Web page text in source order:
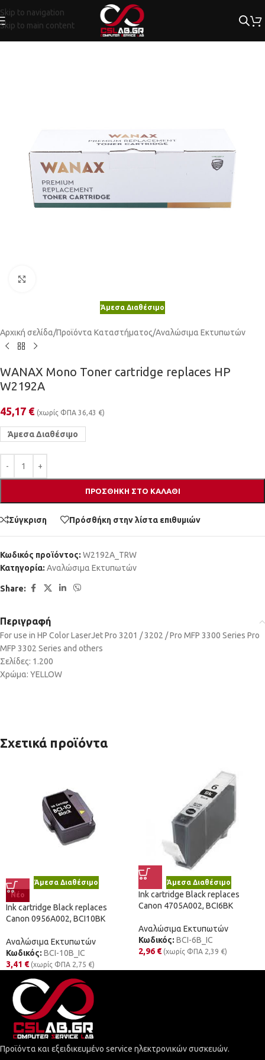
Skip to navigation
Skip to main content
Άμεσα Διαθέσιμο
Αρχική σελίδα/Προϊόντα Καταστήματος/Αναλώσιμα Εκτυπωτών
WANAX Mono Toner cartridge replaces HP
W2192A
45,17 € (χωρίς ΦΠΑ 36,43 €)
Άμεσα Διαθέσιμο
ΠΡΟΣΘΉΚΗ ΣΤΟ ΚΑΛΆΘΙ
Σύγκριση Πρόσθήκη στην λίστα επιθυμιών
Κωδικός προϊόντος: W2192A_TRW
Κατηγορία: Αναλώσιμα Εκτυπωτών
Share:
Περιγραφή
For use in HP Color LaserJet Pro 3201 / 3202 / Pro MFP 3300 Series Pro
MFP 3302 Series and others
Σελίδες: 1.200
Χρώμα: YELLOW
Σχετικά προϊόντα
Άμεσα Διαθέσιμο
Νέο
Ink cartridge Black replaces
Canon 0956A002, BCI10BK
Αναλώσιμα Εκτυπωτών
Κωδικός: BCI-10B_IC
3,41 € (χωρίς ΦΠΑ 2,75 €)
Άμεσα Διαθέσιμο
Ink cartridge Black replaces
Canon 4705A002, BCI6BK
Αναλώσιμα Εκτυπωτών
Κωδικός: BCI-6B_IC
2,96 € (χωρίς ΦΠΑ 2,39 €)
Προϊόντα και εξειδικευμένο service ηλεκτρονικών συσκευών.